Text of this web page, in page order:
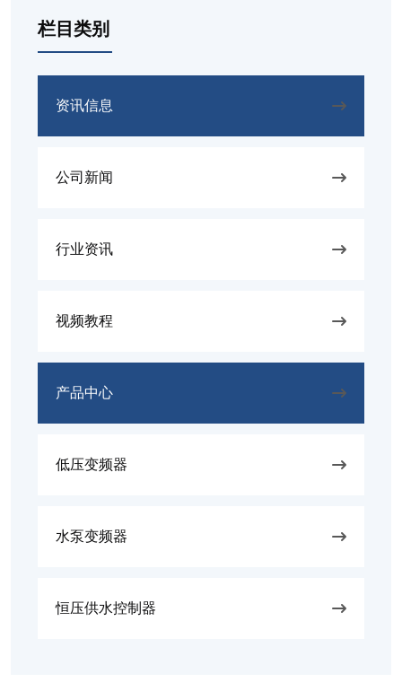
栏目类别
资讯信息
公司新闻
行业资讯
视频教程
产品中心
低压变频器
水泵变频器
恒压供水控制器